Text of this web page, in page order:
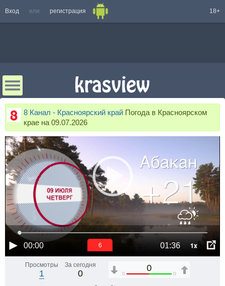
Вход или регистрация 18+
8 Канал - Красноярский край Погода в Красноярском
крае на 09.07.2026
00:00 01:36 1x
6
Просмотры
1
За сегодня
0
0
0 0